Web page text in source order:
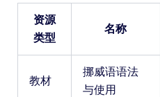
资源
类型
名称
教材
挪威语语法
与使用